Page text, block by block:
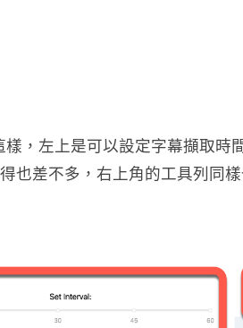
樣，左上是可以設定字幕擷取時
也差不多，右上角的工具列同